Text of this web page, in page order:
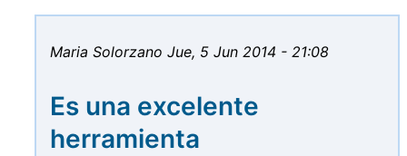
Maria Solorzano Jue, 5 Jun 2014 - 21:08
Es una excelente
herramienta